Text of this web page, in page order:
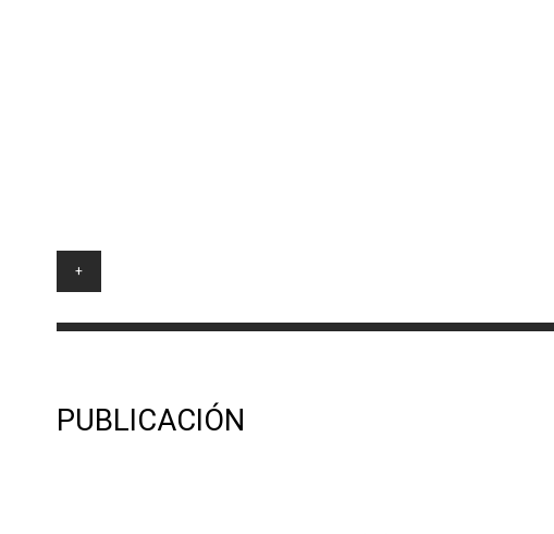
+
PUBLICACIÓN